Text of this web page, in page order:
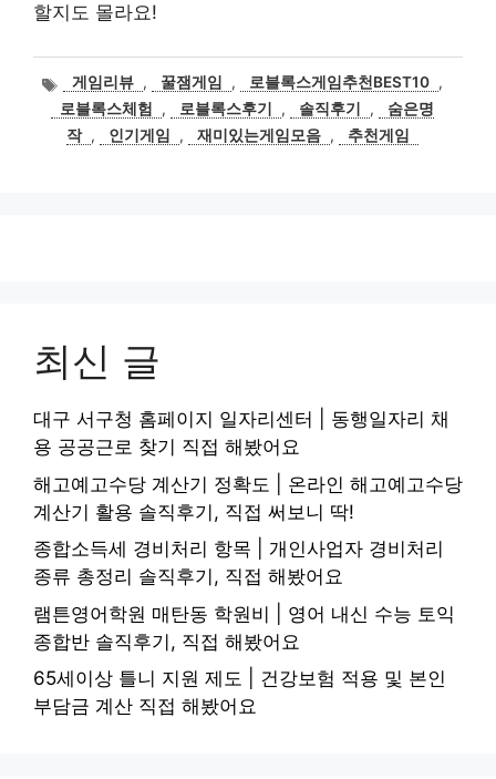
할지도 몰라요!
태
그
게임리뷰 , 꿀잼게임 , 로블록스게임추천BEST10 ,
로블록스체험
, 로블록스후기 , 솔직후기 ,
숨은명
작 , 인기게임 , 재미있는게임모음 , 추천게임
최신 글
대구 서구청 홈페이지 일자리센터 | 동행일자리 채
용 공공근로 찾기 직접 해봤어요
해고예고수당 계산기 정확도 | 온라인 해고예고수당
계산기 활용 솔직후기, 직접 써보니 딱!
종합소득세 경비처리 항목 | 개인사업자 경비처리
종류 총정리 솔직후기, 직접 해봤어요
램튼영어학원 매탄동 학원비 | 영어 내신 수능 토익
종합반 솔직후기, 직접 해봤어요
65세이상 틀니 지원 제도 | 건강보험 적용 및 본인
부담금 계산 직접 해봤어요